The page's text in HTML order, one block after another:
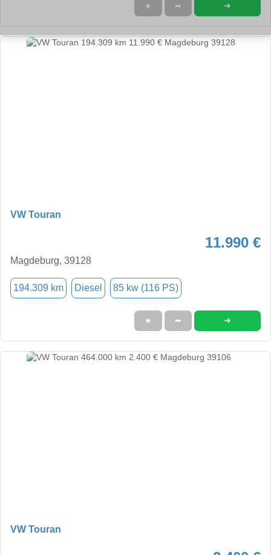
★ ➦ ➜
VW Touran
11.990 €
Magdeburg, 39128
194.309 km Diesel 85 kw (116 PS)
★ ➦ ➜
VW Touran